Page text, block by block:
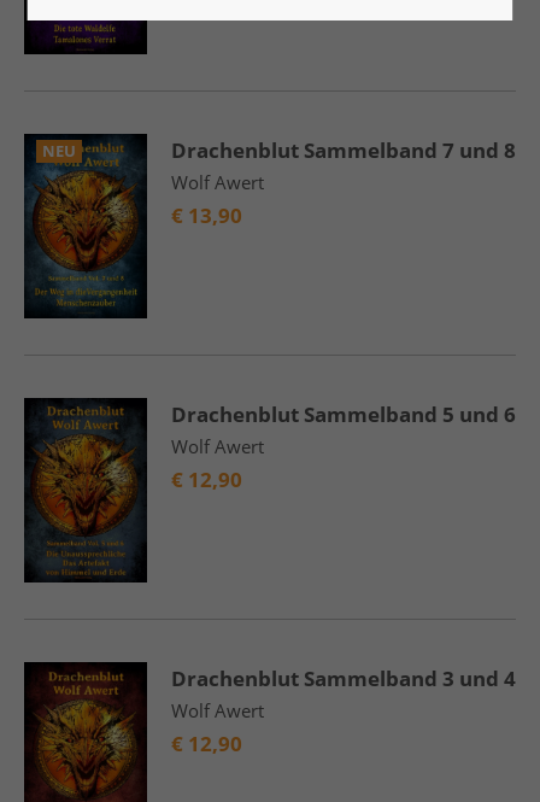
NEU Drachenblut Sammelband 7 und 8
Wolf Awert
€ 13,90
Drachenblut Sammelband 5 und 6
Wolf Awert
€ 12,90
Drachenblut Sammelband 3 und 4
Wolf Awert
€ 12,90